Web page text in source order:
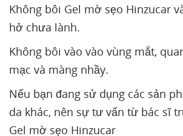
Không bôi Gel mờ sẹo Hinzucar
hở chưa lành.
Không bôi vào vào vùng mắt,
mạc và màng nhầy.
Nếu bạn đang sử dụng các sản
da khác, nên sự tư vấn từ bác sĩ
Gel mờ sẹo Hinzucar